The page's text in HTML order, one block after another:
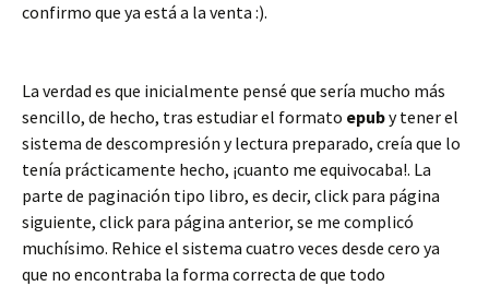
confirmo que ya está a la venta :).
La verdad es que inicialmente pensé que sería mucho más
sencillo, de hecho, tras estudiar el formato epuby tener el
sistema de descompresión y lectura preparado, creía que lo
tenía prácticamente hecho, ¡cuanto me equivocaba!. La
parte de paginación tipo libro, es decir, click para página
siguiente, click para página anterior, se me complicó
muchísimo. Rehice el sistema cuatro veces desde cero ya
que no encontraba la forma correcta de que todo